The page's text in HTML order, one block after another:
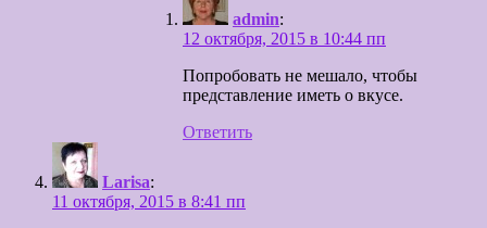
admin:
12 октября, 2015 в 10:44 пп
Попробовать не мешало, чтобы
представление иметь о вкусе.
Ответить
Larisa:
11 октября, 2015 в 8:41 пп